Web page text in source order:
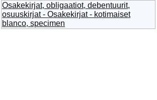
Osakekirjat, obligaatiot, debentuurit,
osuuskirjat - Osakekirjat - kotimaiset
blanco, specimen